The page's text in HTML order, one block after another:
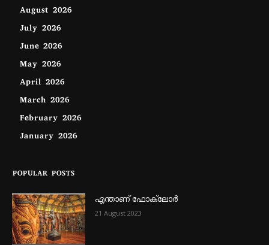
August 2026
July 2026
June 2026
May 2026
April 2026
March 2026
February 2026
January 2026
POPULAR POSTS
എന്താണ്‌ ഫോക്‌ലോർ
21 August 2023